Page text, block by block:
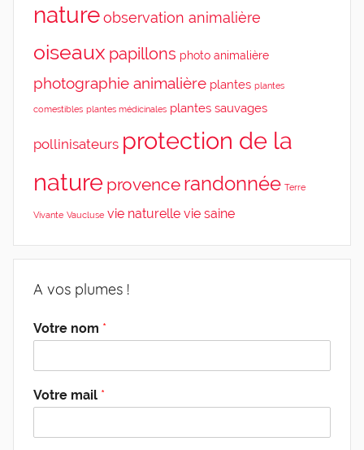
natureobservation animalière
oiseaux papillons photo animalière
photographie animalière plantes plantes
comestibles plantes médicinales plantes sauvages
pollinisateurs protection de la
nature provence randonnée Terre
Vivante Vaucluse vie naturelle vie saine
A vos plumes !
Votre nom *
Votre mail *